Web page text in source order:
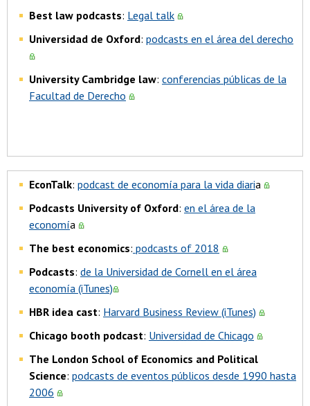
Best law podcasts: Legal talk
Universidad de Oxford: podcasts en el área del derecho
University Cambridge law: conferencias públicas de la
Facultad de Derecho
EconTalk: podcast de economía para la vida diaria
Podcasts University of Oxford: en el área de la
economía
The best economics: podcasts of 2018
Podcasts: de la Universidad de Cornell en el área
economía (iTunes)
HBR idea cast: Harvard Business Review (iTunes)
Chicago booth podcast: Universidad de Chicago
The London School of Economics and Political
Science: podcasts de eventos públicos desde 1990 hasta
2006